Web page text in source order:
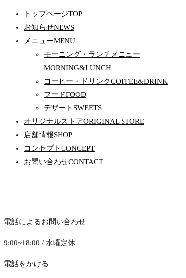
トップページTOP
お知らせNEWS
メニューMENU
モーニング・ランチメニュー
MORNING&LUNCH
コーヒー・ドリンクCOFFEE&DRINK
フードFOOD
デザート SWEETS
オリジナルストアORIGINAL STORE
店舗情報SHOP
コンセプトCONCEPT
お問い合わせCONTACT
電話によるお問い合わせ
9:00~18:00 / 水曜定休
電話をかける